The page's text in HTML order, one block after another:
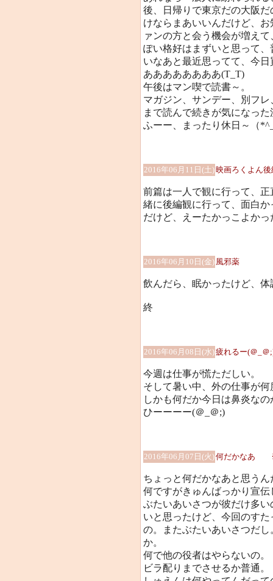
後、日帰りで東京だの大阪
けならまあいいんだけど、
ァンの方と会う機会が増え
ぽい格好はまずいと思って
いなあと最近思ってて、今
ああああああああ(T_T)
午後はマン喫で読書～。
マガジン、サンデー、別フ
まで読んで続きが気になっ
ふーー、まったり休日～（
2016年06月11日(土)映画ろくよん
前篇は一人で観に行って、
緒に後編観に行って、面白
だけど、えーたかっこよかっ
2016年06月10日(金) 風邪薬
飲んだら、眠かったけど、
終
2016年06月08日(水)疲れるー(＠_＠
今週は仕事が慌ただしい。
そして暑い中、外の仕事が
しかも何だか今日は鼻炎な
ひーーーー(＠_＠;)
2016年06月07日(火)何だかなあ ※
ちょっと何だかなあと思う
何ですがきゅんばっかり宣伝
ぶたいあいさつが彼だけ多
いと思ったけど、今回のす
の。またぶたいあいさつだ
か。
何で他の役者はやらないの。
ビラ配りまでさせるか普通。